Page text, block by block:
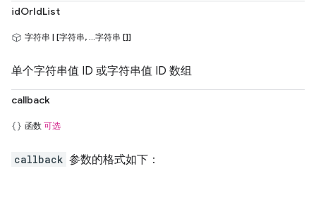
idOrIdList
字符串 | [字符串, ...字符串 []]
单个字符串值 ID 或字符串值 ID 数组
callback
函数 可选
callback 参数的格式如下：